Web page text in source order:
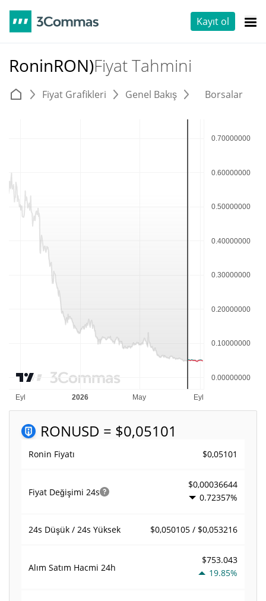
Kayıt ol
RoninRON)Fiyat Tahmini
Fiyat Grafikleri Genel Bakış Borsalar
RONUSD = $0,05101
Ronin Fiyatı $0,05101
Fiyat Değişimi 24s
$0,00036644
0.72357%
24s Düşük / 24s Yüksek $0,050105 / $0,053216
Alım Satım Hacmi 24h
$753.043
19.85%